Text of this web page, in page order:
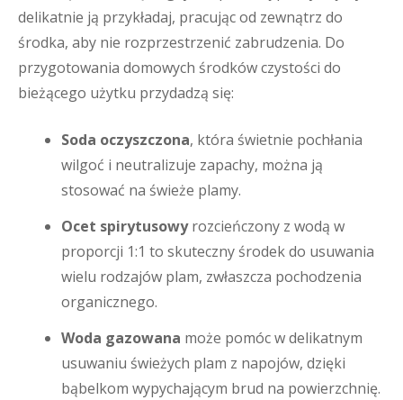
delikatnie ją przykładaj, pracując od zewnątrz do
środka, aby nie rozprzestrzenić zabrudzenia. Do
przygotowania domowych środków czystości do
bieżącego użytku przydadzą się:
Soda oczyszczona, która świetnie pochłania
wilgoć i neutralizuje zapachy, można ją
stosować na świeże plamy.
Ocet spirytusowyrozcieńczony z wodą w
proporcji 1:1 to skuteczny środek do usuwania
wielu rodzajów plam, zwłaszcza pochodzenia
organicznego.
Woda gazowana może pomóc w delikatnym
usuwaniu świeżych plam z napojów, dzięki
bąbelkom wypychającym brud na powierzchnię.